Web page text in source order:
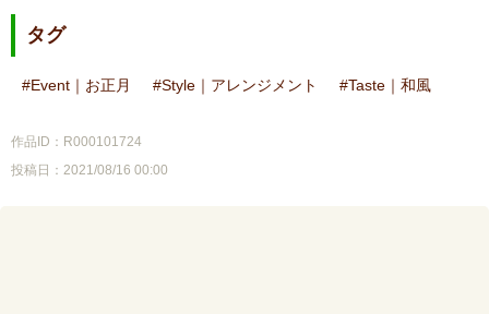
タグ
Event｜お正月 Style｜アレンジメント Taste｜和風
作品ID：R000101724
投稿日：2021/08/16 00:00